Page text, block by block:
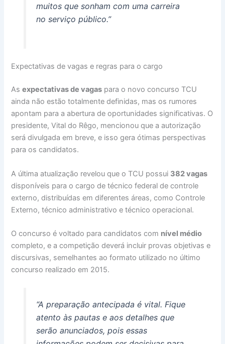
muitos que sonham com uma carreira
no serviço público.”
Expectativas de vagas e regras para o cargo
Asexpectativas de vagas para o novo concurso TCU
ainda não estão totalmente definidas, mas os rumores
apontam para a abertura de oportunidades significativas. O
presidente, Vital do Rêgo, mencionou que a autorização
será divulgada em breve, e isso gera ótimas perspectivas
para os candidatos.
A última atualização revelou que o TCU possui 382 vagas
disponíveis para o cargo de técnico federal de controle
externo, distribuídas em diferentes áreas, como Controle
Externo, técnico administrativo e técnico operacional.
O concurso é voltado para candidatos com nível médio
completo, e a competição deverá incluir provas objetivas e
discursivas, semelhantes ao formato utilizado no último
concurso realizado em 2015.
“A preparação antecipada é vital. Fique
atento às pautas e aos detalhes que
serão anunciados, pois essas